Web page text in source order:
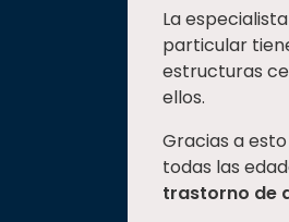
La
particular
estructuras
ellos.
Gracias a
todas las
trastorno de